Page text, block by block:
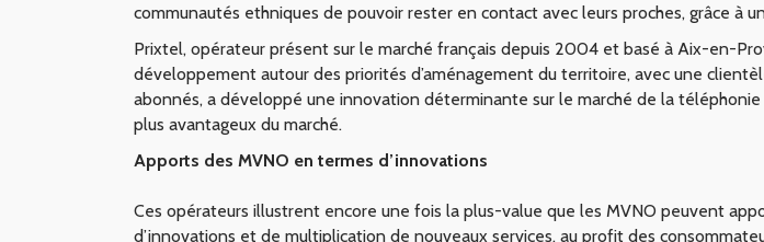
communautés ethniques de pouvoir rester en contact avec leurs proches, grâce à
Prixtel, opérateur présent sur le marché français depuis 2004 et basé à Aix-en-
développement autour des priorités d’aménagement du territoire, avec une
abonnés, a développé une innovation déterminante sur le marché de la
plus avantageux du marché.
Apports des MVNO en termes d’innovations
Ces opérateurs illustrent encore une fois la plus-value que les MVNO peuvent
d’innovations et de multiplication de nouveaux services, au profit des